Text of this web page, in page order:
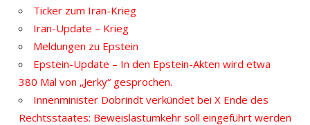
Ticker zum Iran-Krieg
Iran-Update – Krieg
Meldungen zu Epstein
Epstein-Update – In den Epstein-Akten wird etwa
380 Mal von „Jerky“ gesprochen.
Innenminister Dobrindt verkündet bei X Ende des
Rechtsstaates: Beweislastumkehr soll eingeführt werden